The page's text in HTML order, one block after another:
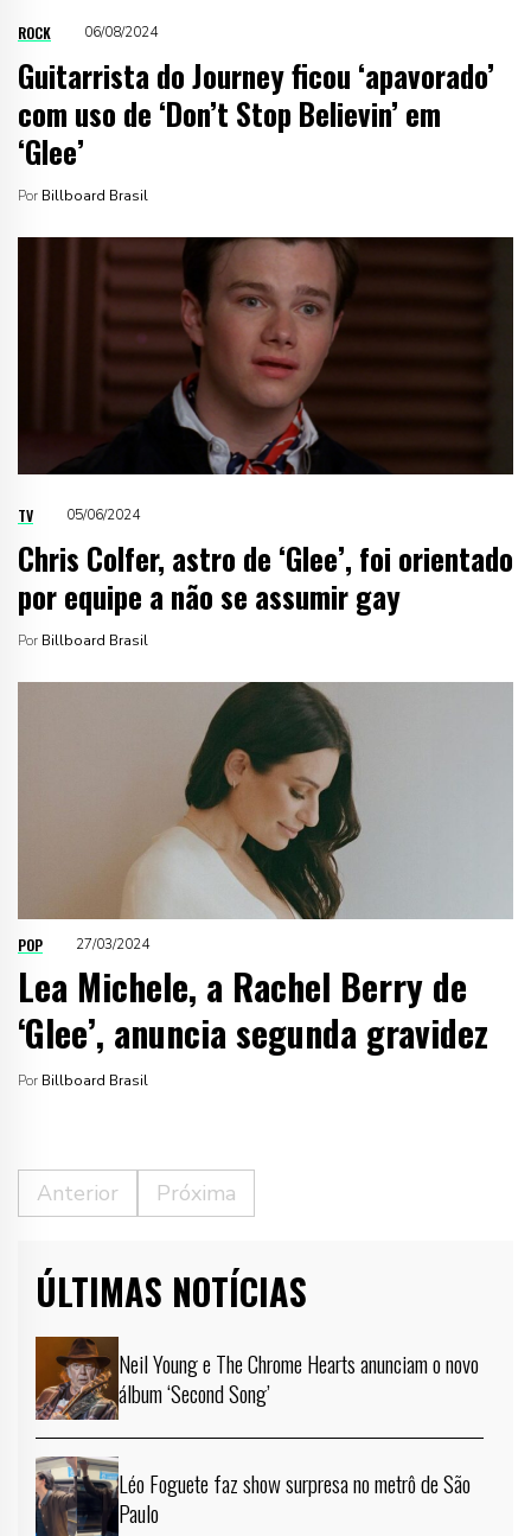
ROCK 06/08/2024
Guitarrista do Journey ficou ‘apavorado’
com uso de ‘Don’t Stop Believin’ em
‘Glee’
Por Billboard Brasil
TV 05/06/2024
Chris Colfer, astro de ‘Glee’, foi orientado
por equipe a não se assumir gay
Por Billboard Brasil
POP 27/03/2024
Lea Michele, a Rachel Berry de
‘Glee’, anuncia segunda gravidez
Por Billboard Brasil
Anterior Próxima
ÚLTIMAS NOTÍCIAS
Neil Young e The Chrome Hearts anunciam o novo
álbum ‘Second Song’
Léo Foguete faz show surpresa no metrô de São
Paulo